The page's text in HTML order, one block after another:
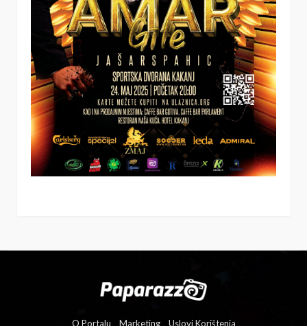
O Portalu Marketing Uslovi Korištenja